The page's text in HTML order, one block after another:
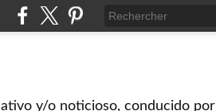
y/o noticioso, conducido por